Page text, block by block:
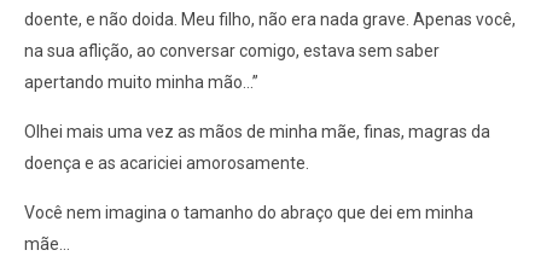
doente, e não doida. Meu filho, não era nada grave. Apenas você,
na sua aflição, ao conversar comigo, estava sem saber
apertando muito minha mão...”
Olhei mais uma vez as mãos de minha mãe, finas, magras da
doença e as acariciei amorosamente.
Você nem imagina o tamanho do abraço que dei em minha
mãe...